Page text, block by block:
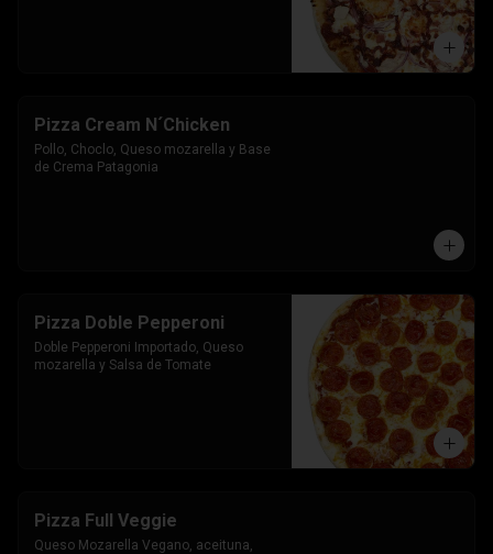
Pizza Cream N´Chicken
Pollo, Choclo, Queso mozarella y Base
de Crema Patagonia
Pizza Doble Pepperoni
Doble Pepperoni Importado, Queso
mozarella y Salsa de Tomate
Pizza Full Veggie
Queso Mozarella Vegano, aceituna,